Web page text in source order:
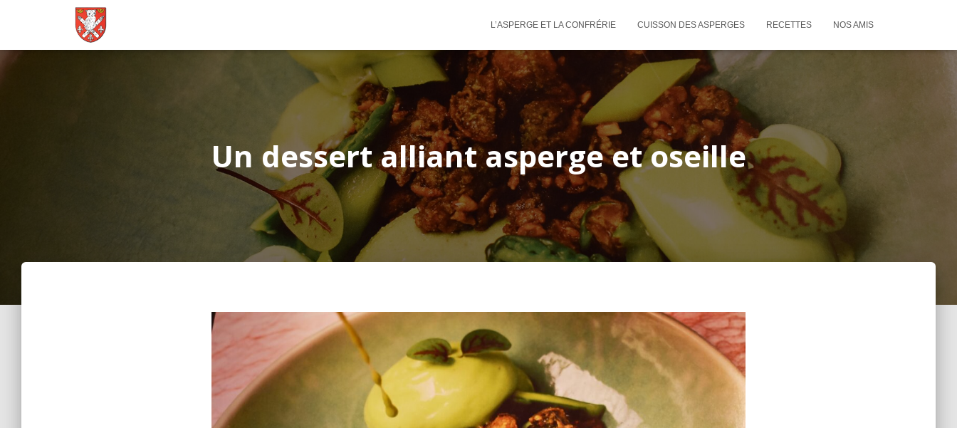
L’ASPERGE ET LA CONFRÉRIE CUISSON DES ASPERGES RECETTES NOS AMIS
Un dessert alliant asperge et oseille